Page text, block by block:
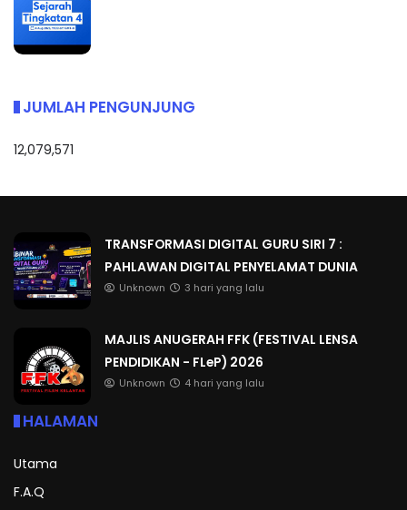
JUMLAH PENGUNJUNG
12,079,571
TRANSFORMASI DIGITAL GURU SIRI 7 :
PAHLAWAN DIGITAL PENYELAMAT DUNIA
Unknown 3 hari yang lalu
MAJLIS ANUGERAH FFK (FESTIVAL LENSA
PENDIDIKAN - FLeP) 2026
Unknown 4 hari yang lalu
HALAMAN
Utama
F.A.Q